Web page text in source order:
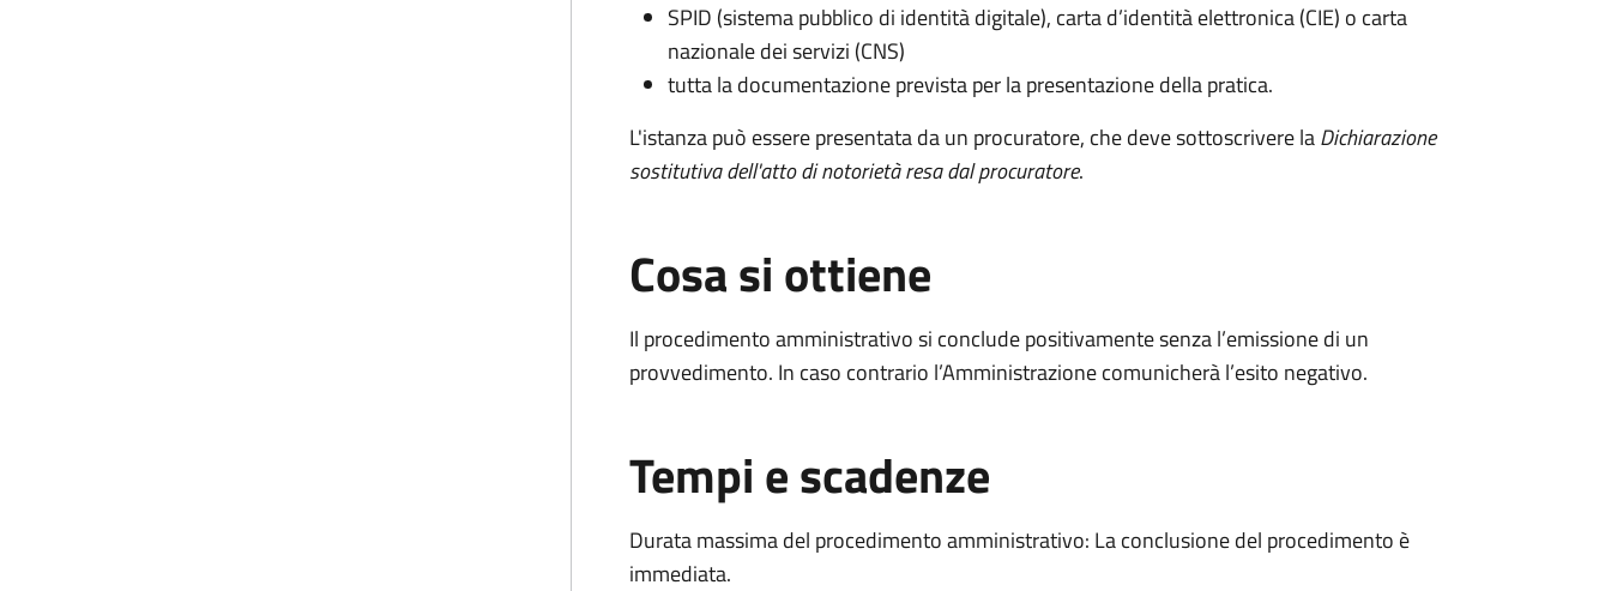
SPID (sistema pubblico di identità digitale), carta d’identità elettronica (CIE) o carta
nazionale dei servizi (CNS)
tutta la documentazione prevista per la presentazione della pratica.
L'istanza può essere presentata da un procuratore, che deve sottoscrivere laDichiarazione
sostitutiva dell'atto di notorietà resa dal procuratore.
Cosa si ottiene
Il procedimento amministrativo si conclude positivamente senza l’emissione di un
provvedimento. In caso contrario l’Amministrazione comunicherà l’esito negativo.
Tempi e scadenze
Durata massima del procedimento amministrativo: La conclusione del procedimento è
immediata.